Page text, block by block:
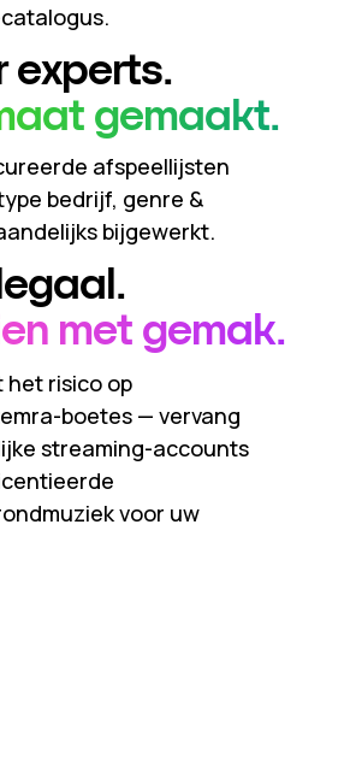
gemaakt.
experts.
afspeellijsten
bedrijf, genre &
bijgewerkt.
met gemak.
het risico op
boetes — vervang
streaming-accounts
voor uw